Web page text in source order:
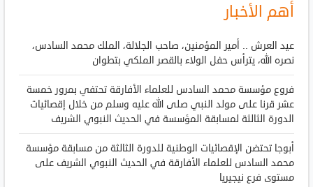
أهم الأخبار
عيد العرش .. أمير المؤمنين، صاحب الجلالة، الملك محمد السادس،
نصره الله، يترأس حفل الولاء بالقصر الملكي بتطوان
فروع مؤسسة محمد السادس للعلماء الأفارقة تحتفي بمرور خمسة
عشر قرنا على مولد النبي صلى الله عليه وسلم من خلال إقصائيات
الدورة الثالثة لمسابقة المؤسسة في الحديث النبوي الشريف
أبوجا تحتضن الإقصائيات الوطنية للدورة الثالثة من مسابقة مؤسسة
محمد السادس للعلماء الأفارقة في الحديث النبوي الشريف على
مستوى فرع نيجيريا